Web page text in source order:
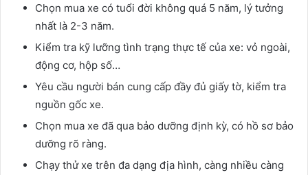
Chọn mua xe có tuổi đời không quá 5 năm, lý tưởng
nhất là 2-3 năm.
Kiểm tra kỹ lưỡng tình trạng thực tế của xe: vỏ ngoài,
động cơ, hộp số…
Yêu cầu người bán cung cấp đầy đủ giấy tờ, kiểm tra
nguồn gốc xe.
Chọn mua xe đã qua bảo dưỡng định kỳ, có hồ sơ bảo
dưỡng rõ ràng.
Chạy thử xe trên đa dạng địa hình, càng nhiều càng